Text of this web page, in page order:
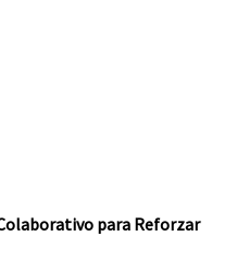
para Reforzar